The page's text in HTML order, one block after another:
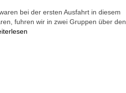
bei der ersten Ausfahrt in diesem
fuhren wir in zwei Gruppen über den